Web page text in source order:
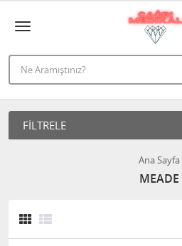
FILTRELE
Ana Sayfa
MEADE